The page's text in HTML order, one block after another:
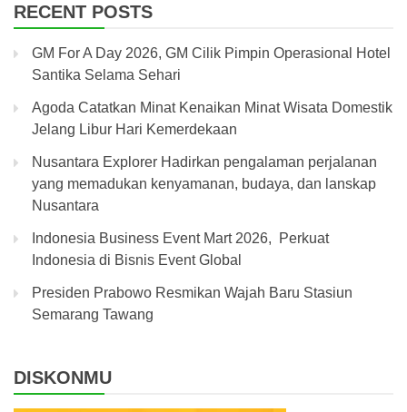
RECENT POSTS
GM For A Day 2026, GM Cilik Pimpin Operasional Hotel
Santika Selama Sehari
Agoda Catatkan Minat Kenaikan Minat Wisata Domestik
Jelang Libur Hari Kemerdekaan
Nusantara Explorer Hadirkan pengalaman perjalanan
yang memadukan kenyamanan, budaya, dan lanskap
Nusantara
Indonesia Business Event Mart 2026, Perkuat
Indonesia di Bisnis Event Global
Presiden Prabowo Resmikan Wajah Baru Stasiun
Semarang Tawang
DISKONMU